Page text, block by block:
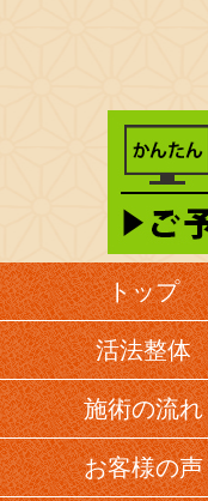
トップ
活法整体
施術の流れ
お客様の声